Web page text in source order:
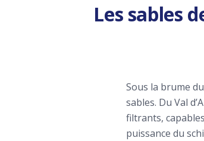
Les sables
Sous la brume
sables. Du Val
filtrants,
puissance du